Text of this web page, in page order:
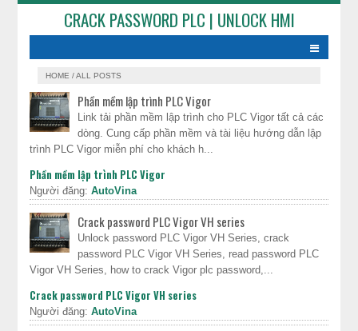
CRACK PASSWORD PLC | UNLOCK HMI
HOME /ALL POSTS
Phần mềm lập trình PLC Vigor
Link tải phần mềm lập trình cho PLC Vigor tất cả các
dòng. Cung cấp phần mềm và tài liệu hướng dẫn lập
trình PLC Vigor miễn phí cho khách h...
Phần mềm lập trình PLC Vigor
Người đăng:AutoVina
Crack password PLC Vigor VH series
Unlock password PLC Vigor VH Series, crack
password PLC Vigor VH Series, read password PLC
Vigor VH Series, how to crack Vigor plc password,...
Crack password PLC Vigor VH series
Người đăng:AutoVina